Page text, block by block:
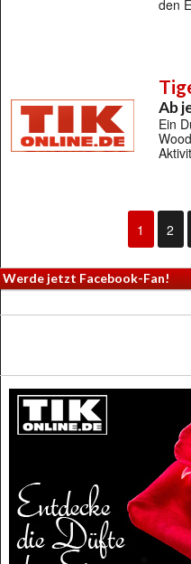
den
Ab
Ein
1 2
Werde jetzt Facebook-Fan!